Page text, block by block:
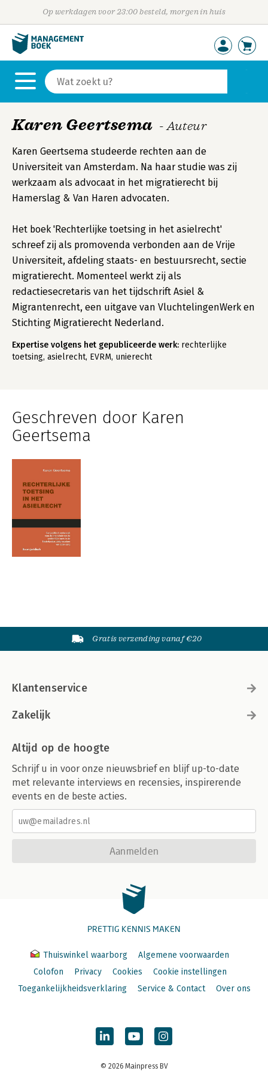
Op werkdagen voor 23:00 besteld, morgen in huis
Karen Geertsema - Auteur
Karen Geertsema studeerde rechten aan de
Universiteit van Amsterdam. Na haar studie was zij
werkzaam als advocaat in het migratierecht bij
Hamerslag & Van Haren advocaten.
Het boek 'Rechterlijke toetsing in het asielrecht'
schreef zij als promovenda verbonden aan de Vrije
Universiteit, afdeling staats- en bestuursrecht, sectie
migratierecht. Momenteel werkt zij als
redactiesecretaris van het tijdschrift Asiel &
Migrantenrecht, een uitgave van VluchtelingenWerk en
Stichting Migratierecht Nederland.
Expertise volgens het gepubliceerde werk: rechterlijke
toetsing, asielrecht, EVRM, unierecht
Geschreven door Karen
Geertsema
Gratis verzending vanaf €20
Klantenservice
Zakelijk
Altijd op de hoogte
Schrijf u in voor onze nieuwsbrief en blijf up-to-date
met relevante interviews en recensies, inspirerende
events en de beste acties.
Aanmelden
PRETTIG KENNIS MAKEN
Thuiswinkel waarborg
Algemene voorwaarden
Colofon
Privacy Cookies
Cookie instellingen
Toegankelijkheidsverklaring
Service & Contact Over ons
© 2026 Mainpress BV